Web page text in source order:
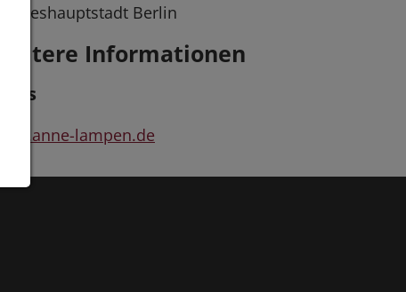
Bundeshauptstadt Berlin
Weitere Informationen
Links
www.anne-lampen.de